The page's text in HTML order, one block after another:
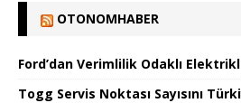
OTONOMHABER
Ford’dan Verimlilik Odaklı
Togg Servis Noktası Sayısını